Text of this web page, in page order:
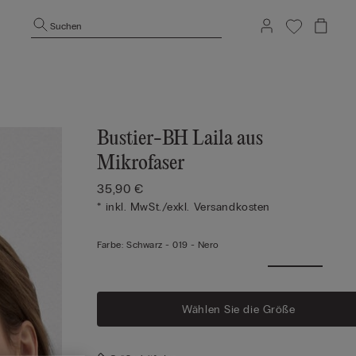
Suchen
Bustier-BH Laila aus
Mikrofaser
35,90 €
* inkl. MwSt./exkl. Versandkosten
Farbe: Schwarz -019 - Nero
Wählen Sie die Größe